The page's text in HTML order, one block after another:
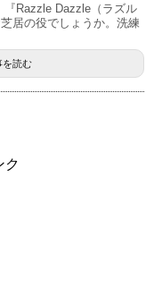
『Razzle Dazzle（ラズル
居の役でしょうか。洗練
を読む
ク